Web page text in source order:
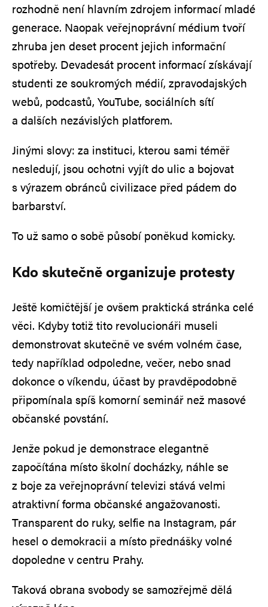
rozhodně není hlavním zdrojem informací mladé
generace. Naopak veřejnoprávní médium tvoří
zhruba jen deset procent jejich informační
spotřeby. Devadesát procent informací získávají
studenti ze soukromých médií, zpravodajských
webů, podcastů, YouTube, sociálních sítí
a dalších nezávislých platforem.
Jinými slovy: za instituci, kterou sami téměř
nesledují, jsou ochotni vyjít do ulic a bojovat
s výrazem obránců civilizace před pádem do
barbarství.
To už samo o sobě působí poněkud komicky.
Kdo skutečně organizuje protesty
Ještě komičtější je ovšem praktická stránka celé
věci. Kdyby totiž tito revolucionáři museli
demonstrovat skutečně ve svém volném čase,
tedy například odpoledne, večer, nebo snad
dokonce o víkendu, účast by pravděpodobně
připomínala spíš komorní seminář než masové
občanské povstání.
Jenže pokud je demonstrace elegantně
započítána místo školní docházky, náhle se
z boje za veřejnoprávní televizi stává velmi
atraktivní forma občanské angažovanosti.
Transparent do ruky, selfie na Instagram, pár
hesel o demokracii a místo přednášky volné
dopoledne v centru Prahy.
Taková obrana svobody se samozřejmě dělá